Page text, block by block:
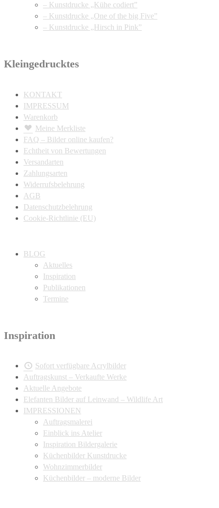
– Kunstdrucke „Kühe codiert”
– Kunstdrucke „One of the big Five”
– Kunstdrucke „Hirsch in Pink”
Kleingedrucktes
KONTAKT
IMPRESSUM
Warenkorb
Meine Merkliste
FAQ – Bilder online kaufen?
Echtheit von Bewertungen
Versandarten
Zahlungsarten
Widerrufsbelehrung
AGB
Datenschutzbelehrung
Cookie-Richtlinie (EU)
BLOG
Aktuelles
Inspiration
Publikationen
Termine
Inspiration
Sofort verfügbare Acrylbilder
Auftragskunst – Verkaufte Werke
Aktuelle Angebote
Elefanten Bilder auf Leinwand – Wildlife Art
IMPRESSIONEN
Auftragsmalerei
Einblick ins Atelier
Inspiration Bildergalerie
Küchenbilder Kunstdrucke
Wohnzimmerbilder
Küchenbilder – moderne Bilder